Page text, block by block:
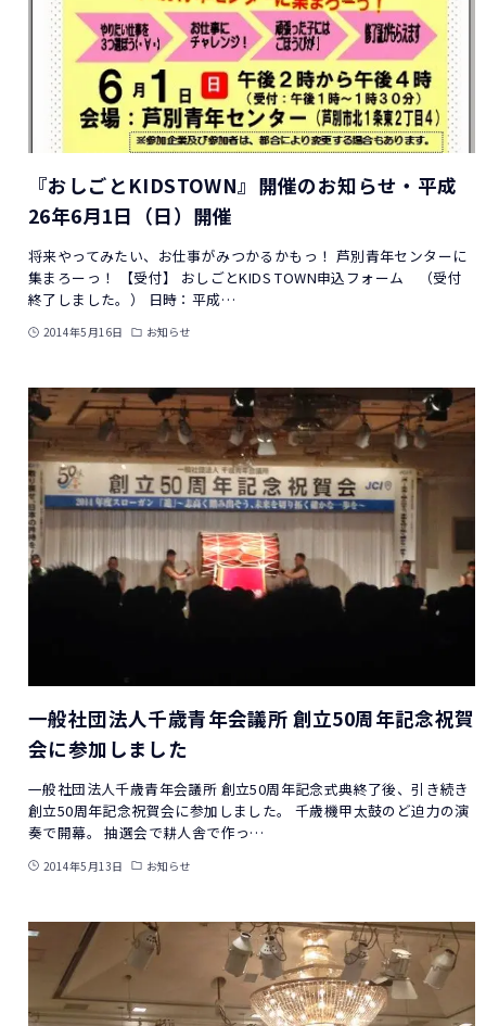
『おしごとKIDSTOWN』開催のお知らせ・平成
26年6月1日（日）開催
将来やってみたい、お仕事がみつかるかもっ！ 芦別青年センターに
集まろーっ！ 【受付】 おしごとKIDS TOWN申込フォーム （受付
終了しました。） 日時：平成…
2014年5月16日 お知らせ
一般社団法人千歳青年会議所 創立50周年記念祝賀
会に参加しました
一般社団法人千歳青年会議所 創立50周年記念式典終了後、引き続き
創立50周年記念祝賀会に参加しました。 千歳機甲太鼓のど迫力の演
奏で開幕。 抽選会で耕人舎で作っ…
2014年5月13日 お知らせ